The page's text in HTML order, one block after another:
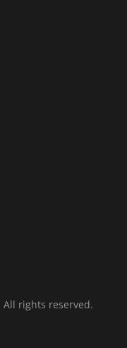
rights reserved.